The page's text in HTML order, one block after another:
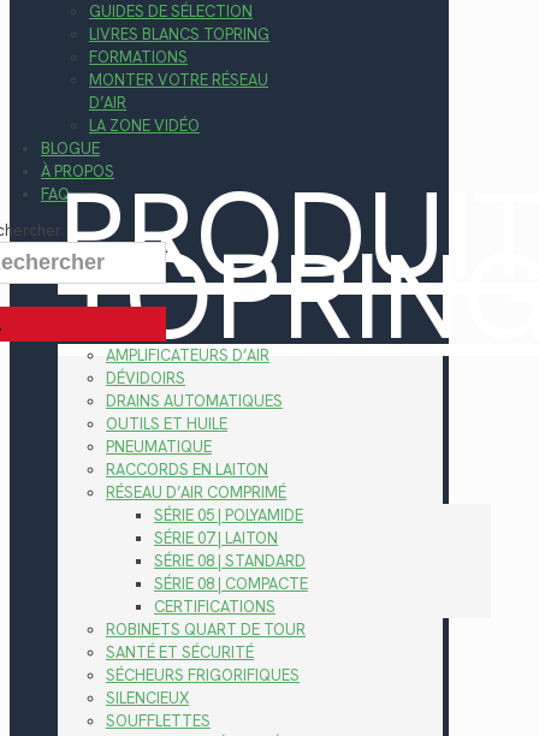
GUIDES DE SÉLECTION
LIVRES BLANCS TOPRING
FORMATIONS
MONTER VOTRE RÉSEAU
D’AIR
LA ZONE VIDÉO
BLOGUE
À PROPOS
FAQ
AMPLIFICATEURS D’AIR
DÉVIDOIRS
DRAINS AUTOMATIQUES
OUTILS ET HUILE
PNEUMATIQUE
RACCORDS EN LAITON
RÉSEAU D’AIR COMPRIMÉ
SÉRIE 05 | POLYAMIDE
SÉRIE 07 | LAITON
SÉRIE 08 | STANDARD
SÉRIE 08 | COMPACTE
CERTIFICATIONS
ROBINETS QUART DE TOUR
SANTÉ ET SÉCURITÉ
SÉCHEURS FRIGORIFIQUES
SILENCIEUX
SOUFFLETTES